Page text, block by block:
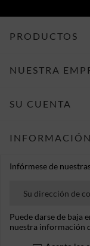
PRODUCTOS
NUESTRA
SU CUENTA
Infórmese de
Puede darse de baja
nuestra información